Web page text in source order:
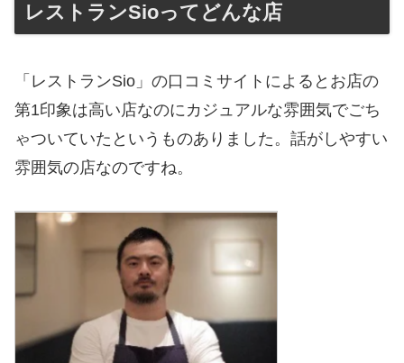
レストランSioってどんな店
「レストランSio」の口コミサイトによるとお店の
第1印象は高い店なのにカジュアルな雰囲気でごち
ゃついていたというものありました。話がしやすい
雰囲気の店なのですね。